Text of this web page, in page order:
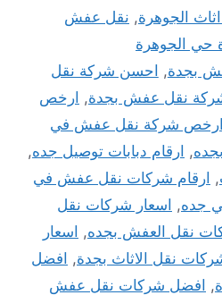
الجوهرة, نقل عفش
الجوهرة
بجدة, احسن شركة نقل
نقل عفش بجدة, ارخص
ارخص شركة نقل عفش في
, ارقام دبابات توصيل جده,
, ارقام شركات نقل عفش في
جده, اسعار شركات نقل
نقل العفش بجده, اسعار
نقل الاثاث بجدة, افضل
, افضل شركات نقل عفش